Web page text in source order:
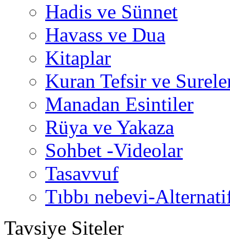
Hadis ve Sünnet
Havass ve Dua
Kitaplar
Kuran Tefsir ve
Manadan Esintiler
Rüya ve Yakaza
Sohbet -Videolar
Tasavvuf
Tıbbı nebevi-
Tavsiye Siteler